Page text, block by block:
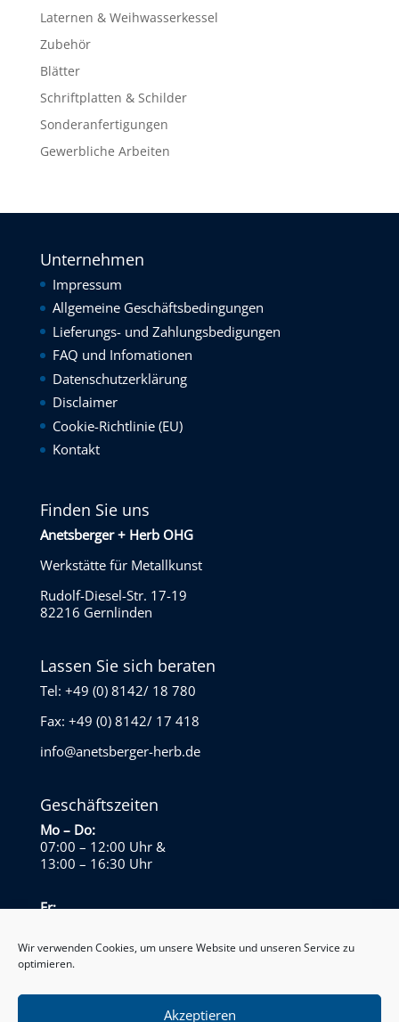
Wir verwenden Cookies, um unsere Website und unseren Service zu
optimieren.
Akzeptieren
Laternen & Weihwasserkessel
Zubehör
Blätter
Schriftplatten & Schilder
Sonderanfertigungen
Gewerbliche Arbeiten
Unternehmen
Impressum
Allgemeine Geschäftsbedingungen
Lieferungs- und Zahlungsbedigungen
FAQ und Infomationen
Datenschutzerklärung
Disclaimer
Cookie-Richtlinie (EU)
Kontakt
Finden Sie uns
Anetsberger + Herb OHG
Werkstätte für Metallkunst
Rudolf-Diesel-Str. 17-19
82216 Gernlinden
Lassen Sie sich beraten
Tel: +49 (0) 8142/ 18 780
Fax: +49 (0) 8142/ 17 418
info@anetsberger-herb.de
Geschäftszeiten
Mo – Do:
07:00 – 12:00 Uhr&
13:00 – 16:30 Uhr
Fr:
Sa – So: